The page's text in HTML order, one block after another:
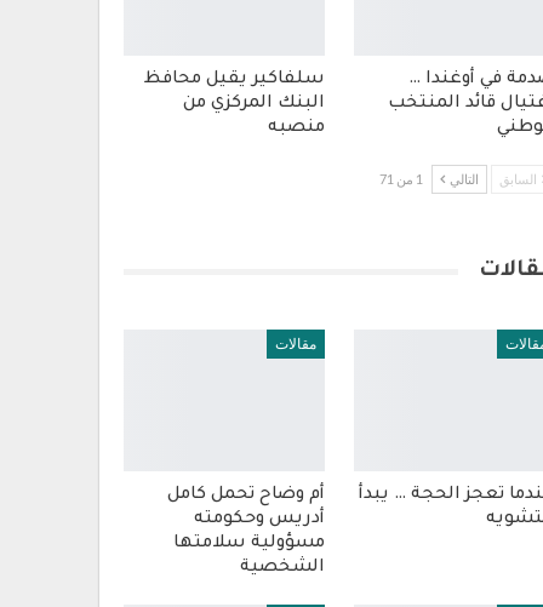
في أوغندا …
قائد المنتخب
سلفاكير يقيل محافظ
البنك المركزي من
منصبه
السابق التالي 1 من 71
تعجز الحجة … يبدأ
مقالات
أم وضاح تحمل كامل
أدريس وحكومته
مسؤولية سلامتها
الشخصية